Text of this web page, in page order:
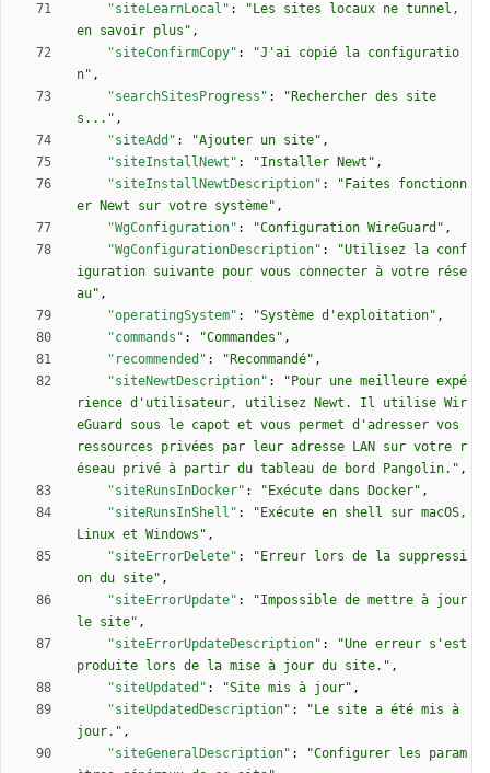
"siteLearnLocal" :
"Les sites locaux ne tunnel,
en savoir plus" ,
"siteConfirmCopy" :
"J'ai copié la configuratio
n" ,
"searchSitesProgress" :
"Rechercher des site
s..." ,
"siteAdd" : "Ajouter un site" ,
"siteInstallNewt" : "Installer Newt" ,
"siteInstallNewtDescription" :
"Faites fonctionn
er Newt sur votre système" ,
"WgConfiguration" : "Configuration WireGuard" ,
"WgConfigurationDescription" :
"Utilisez la conf
iguration suivante pour vous connecter à votre rése
au" ,
"operatingSystem" : "Système d'exploitation" ,
"commands" : "Commandes" ,
"recommended" : "Recommandé" ,
"siteNewtDescription" :
"Pour une meilleure expé
rience d'utilisateur, utilisez Newt. Il utilise Wir
eGuard sous le capot et vous permet d'adresser vos
ressources privées par leur adresse LAN sur votre r
éseau privé à partir du tableau de bord Pangolin." ,
"siteRunsInDocker" : "Exécute dans Docker" ,
"siteRunsInShell" :
"Exécute en shell sur macOS,
Linux et Windows" ,
"siteErrorDelete" :
"Erreur lors de la suppressi
on du site" ,
"siteErrorUpdate" :
"Impossible de mettre à jour
le site" ,
"siteErrorUpdateDescription" :
"Une erreur s'est
produite lors de la mise à jour du site." ,
"siteUpdated" : "Site mis à jour" ,
"siteUpdatedDescription" :
"Le site a été mis à
jour." ,
"siteGeneralDescription" :
"Configurer les param